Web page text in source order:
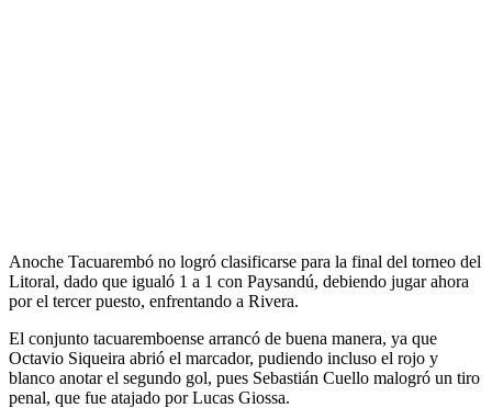
Anoche Tacuarembó no logró clasificarse para la final del torneo del
Litoral, dado que igualó 1 a 1 con Paysandú, debiendo jugar ahora
por el tercer puesto, enfrentando a Rivera.
El conjunto tacuaremboense arrancó de buena manera, ya que
Octavio Siqueira abrió el marcador, pudiendo incluso el rojo y
blanco anotar el segundo gol, pues Sebastián Cuello malogró un tiro
penal, que fue atajado por Lucas Giossa.